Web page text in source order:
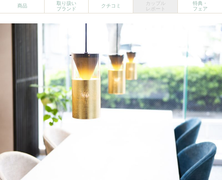
商品
取り扱い
ブランド
クチコミ
カップル
レポート
特典・
フェア